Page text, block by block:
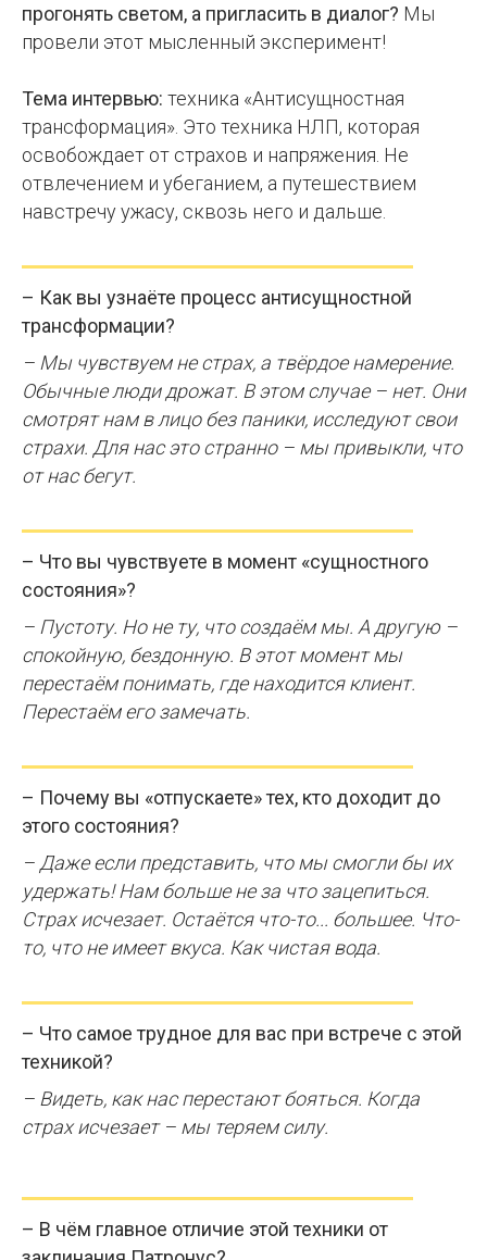
прогонять светом, а пригласить в диалог? Мы
провели этот мысленный эксперимент!
Тема интервью: техника «Антисущностная
трансформация». Это техника НЛП, которая
освобождает от страхов и напряжения. Не
отвлечением и убеганием, а путешествием
навстречу ужасу, сквозь него и дальше.
– Как вы узнаёте процесс антисущностной
трансформации?
– Мы чувствуем не страх, а твёрдое намерение.
Обычные люди дрожат. В этом случае – нет. Они
смотрят нам в лицо без паники, исследуют свои
страхи. Для нас это странно – мы привыкли, что
от нас бегут.
– Что вы чувствуете в момент «сущностного
состояния»?
– Пустоту. Но не ту, что создаём мы. А другую –
спокойную, бездонную. В этот момент мы
перестаём понимать, где находится клиент.
Перестаём его замечать.
– Почему вы «отпускаете» тех, кто доходит до
этого состояния?
– Даже если представить, что мы смогли бы их
удержать! Нам больше не за что зацепиться.
Страх исчезает. Остаётся что-то... большее. Что-
то, что не имеет вкуса. Как чистая вода.
– Что самое трудное для вас при встрече с этой
техникой?
– Видеть, как нас перестают бояться. Когда
страх исчезает – мы теряем силу.
– В чём главное отличие этой техники от